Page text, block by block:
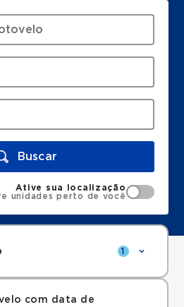
Buscar
Ative sua localização
unidades perto de você
1
com data de